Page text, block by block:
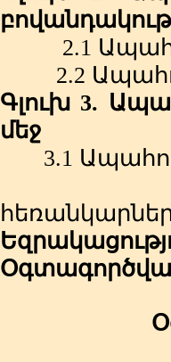
2.1
2.2
Գլուխ 3.
մեջ
3.1